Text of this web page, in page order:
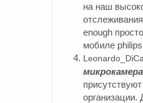
на наш
enough
мобиле
микрокамера